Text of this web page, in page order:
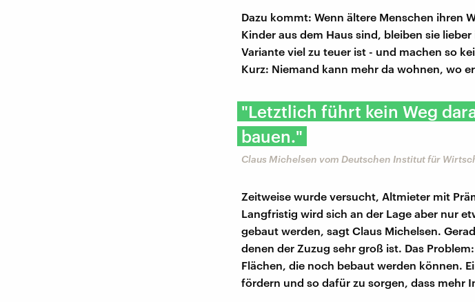
Dazu kommt: Wenn ältere Menschen ihren
Kinder aus dem Haus sind, bleiben sie
Variante viel zu teuer ist - und machen so
Kurz: Niemand kann mehr da wohnen, wo
"Letztlich führt kein Weg
bauen."
Claus Michelsen vom Deutschen Institut für
Zeitweise wurde versucht, Altmieter mit
Langfristig wird sich an der Lage aber nur
gebaut werden, sagt Claus Michelsen.
denen der Zuzug sehr groß ist. Das
Flächen, die noch bebaut werden können.
fördern und so dafür zu sorgen, dass mehr